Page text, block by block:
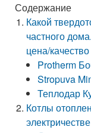
Содержание
Какой
частного
цена/качество
Protherm
Stropuva
Теплодар
Котлы